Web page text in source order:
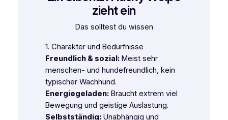
zieht ein
Das solltest du wissen
1. Charakter und Bedürfnisse
Freundlich & sozial:Meist sehr
menschen- und hundefreundlich, kein
typischer Wachhund.
Energiegeladen:Braucht extrem viel
Bewegung und geistige Auslastung.
Selbstständig:Unabhängig und